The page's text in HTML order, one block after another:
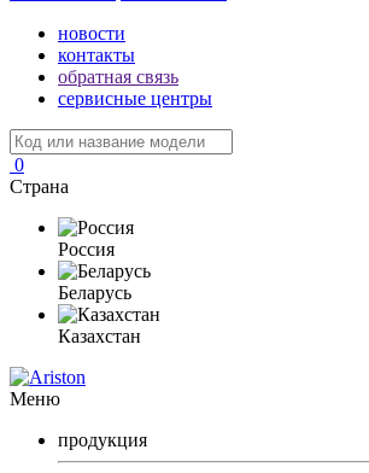
новости
контакты
обратная связь
сервисные центры
0
Страна
Россия
Беларусь
Казахстан
Меню
продукция